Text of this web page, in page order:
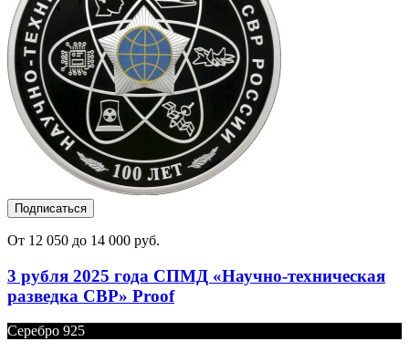
Подписаться
От 12 050 до 14 000 руб.
3 рубля 2025 года СПМД «Научно-техническая
разведка СВР» Proof
Серебро 925